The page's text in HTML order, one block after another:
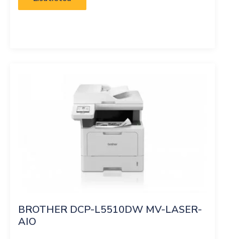
BROTHER DCP-L5510DW MV-LASER-
AIO